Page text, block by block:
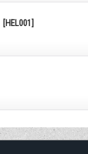
[HEL001]